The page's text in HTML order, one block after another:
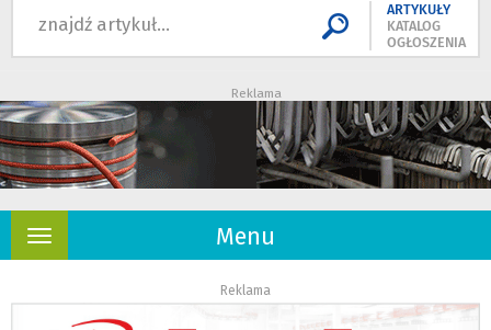
ARTYKUŁY
KATALOG
OGŁOSZENIA
Reklama
Menu
Rozwiń
Reklama